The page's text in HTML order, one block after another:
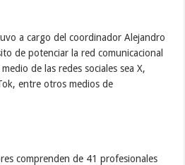
a cargo del coordinador Alejandro
de potenciar la red comunicacional
de las redes sociales sea X,
entre otros medios de
comprenden de 41 profesionales